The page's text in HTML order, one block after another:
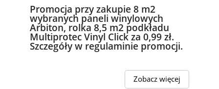
Promocja przy zakupie 8 m2
wybranych paneli winylowych
Arbiton, rolka 8,5 m2 podkładu
Multiprotec Vinyl Click za 0,99 zł.
Szczegóły w regulaminie promocji.
Zobacz więcej